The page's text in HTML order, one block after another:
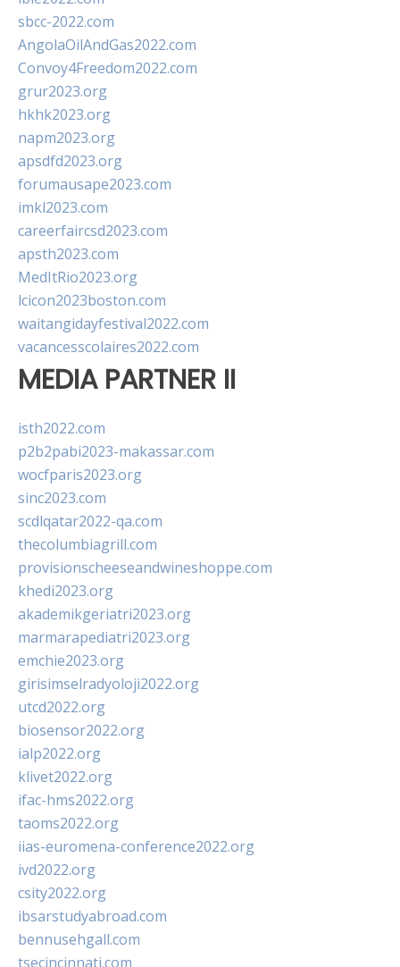
sbcc-2022.com
AngolaOilAndGas2022.com
Convoy4Freedom2022.com
grur2023.org
hkhk2023.org
napm2023.org
apsdfd2023.org
forumausape2023.com
imkl2023.com
careerfaircsd2023.com
apsth2023.com
MedItRio2023.org
lcicon2023boston.com
waitangidayfestival2022.com
vacancesscolaires2022.com
MEDIA PARTNER II
isth2022.com
p2b2pabi2023-makassar.com
wocfparis2023.org
sinc2023.com
scdlqatar2022-qa.com
thecolumbiagrill.com
provisionscheeseandwineshoppe.com
khedi2023.org
akademikgeriatri2023.org
marmarapediatri2023.org
emchie2023.org
girisimselradyoloji2022.org
utcd2022.org
biosensor2022.org
ialp2022.org
klivet2022.org
ifac-hms2022.org
taoms2022.org
iias-euromena-conference2022.org
ivd2022.org
csity2022.org
ibsarstudyabroad.com
bennusehgall.com
tsecincinnati.com